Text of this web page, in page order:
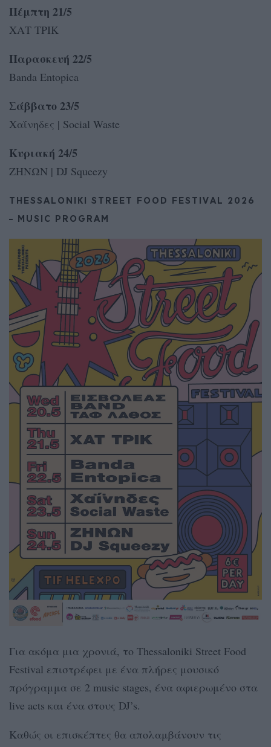
Πέμπτη 21/5
ΧΑΤ ΤΡΙΚ
Παρασκευή 22/5
Banda Entopica
Σάββατο 23/5
Χαΐνηδες | Social Waste
Κυριακή 24/5
ΖΗΝΩΝ | DJ Squeezy
THESSALONIKI STREET FOOD FESTIVAL 2026
– MUSIC PROGRAM
Για ακόμα μια χρονιά, το Thessaloniki Street Food
Festival επιστρέφει με ένα πλήρες μουσικό
πρόγραμμα σε 2 music stages, ένα αφιερωμένο στα
live acts και ένα στους DJ’s.
Καθώς οι επισκέπτες θα απολαμβάνουν τις